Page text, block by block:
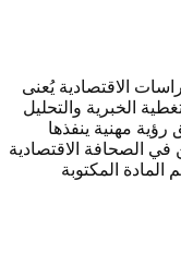
الاقتصادية يُعنى
الخبرية والتحليل
مهنية ينفذها
الصحافة الاقتصادية
المادة المكتوبة